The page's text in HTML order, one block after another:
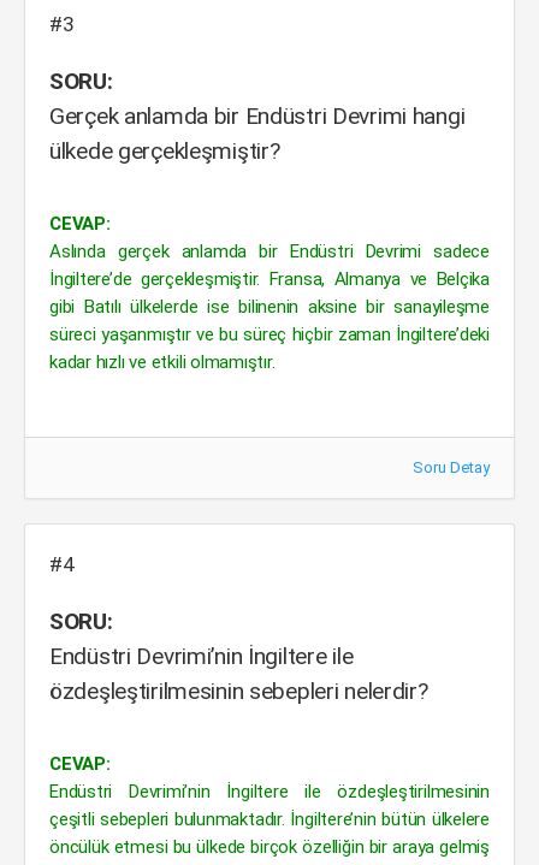
#3
SORU:
Gerçek anlamda bir Endüstri Devrimi hangi
ülkede gerçekleşmiştir?
CEVAP:
Aslında gerçek anlamda bir Endüstri Devrimi sadece
İngiltere’de gerçekleşmiştir. Fransa, Almanya ve Belçika
gibi Batılı ülkelerde ise bilinenin aksine bir sanayileşme
süreci yaşanmıştır ve bu süreç hiçbir zaman İngiltere’deki
kadar hızlı ve etkili olmamıştır.
Soru Detay
#4
SORU:
Endüstri Devrimi’nin İngiltere ile
özdeşleştirilmesinin sebepleri nelerdir?
CEVAP:
Endüstri Devrimi’nin İngiltere ile özdeşleştirilmesinin
çeşitli sebepleri bulunmaktadır. İngiltere’nin bütün ülkelere
öncülük etmesi bu ülkede birçok özelliğin bir araya gelmiş